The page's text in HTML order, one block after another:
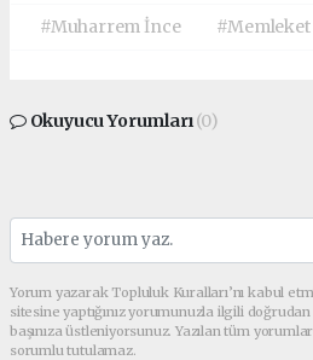
#Muharrem İnce
Okuyucu Yorumları(0)
Yorum yazarak Topluluk Kuralları’nı kabul
sitesine yaptığınız yorumunuzla ilgili
başınıza üstleniyorsunuz. Yazılan tüm
sorumlu tutulamaz.